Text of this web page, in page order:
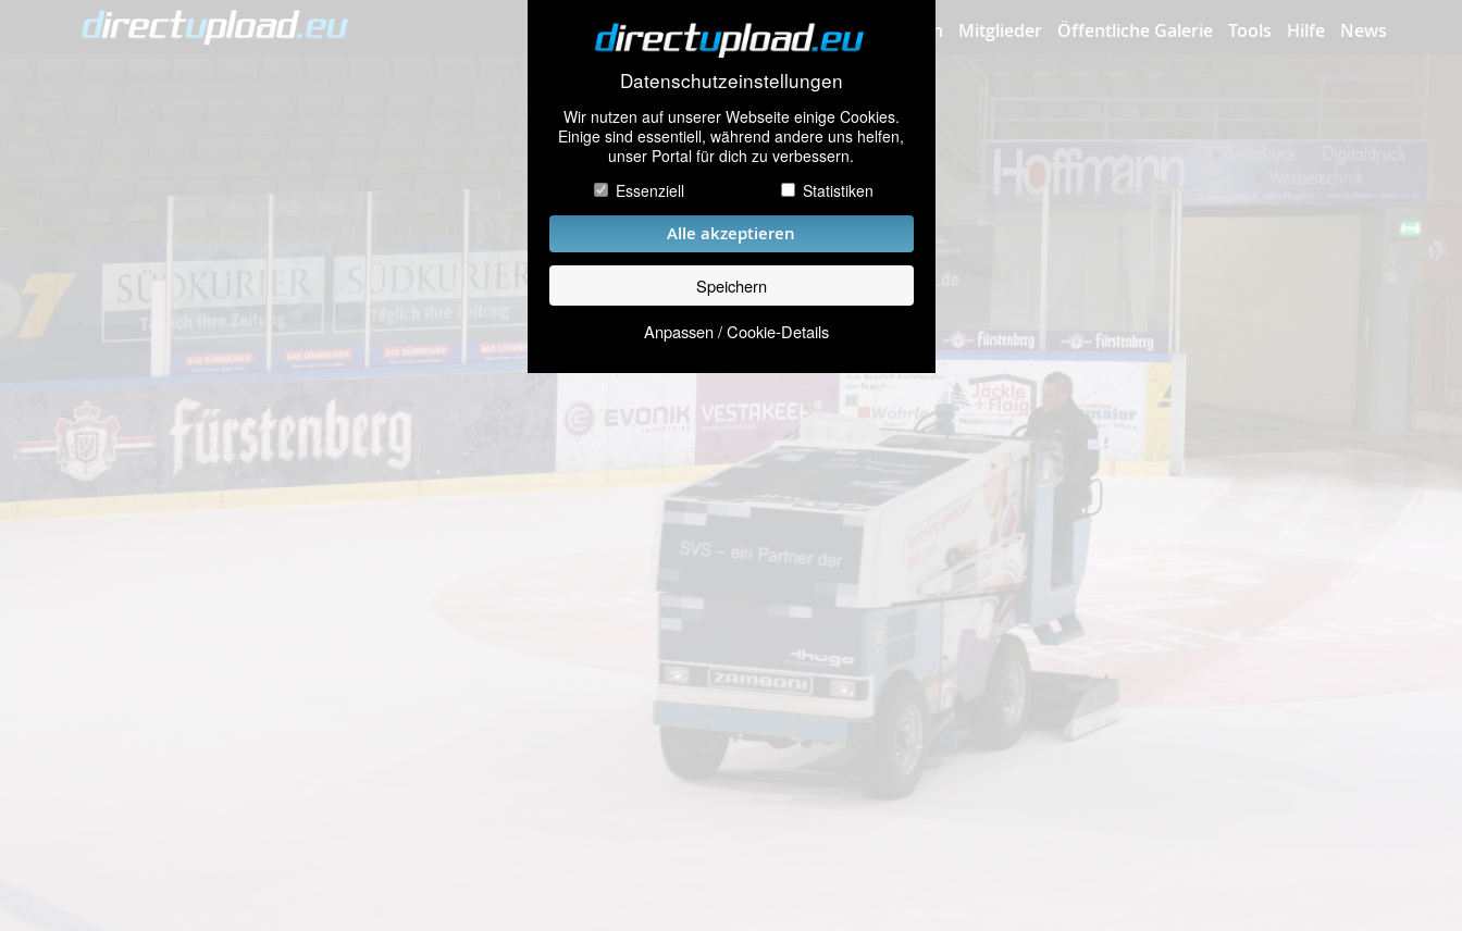
Datenschutzeinstellungen
Wir nutzen auf unserer Webseite einige Cookies.
Einige sind essentiell, während andere uns helfen,
unser Portal für dich zu verbessern.
Essenziell
Statistiken
Alle akzeptieren
Speichern
Anpassen / Cookie-Details
Bilder hochladen Mitglieder Öffentliche Galerie Tools Hilfe News